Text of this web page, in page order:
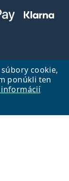
cookie,
ponúkli ten
informácií
s.r.o., Česká